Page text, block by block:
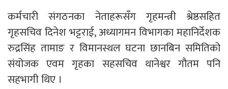
कर्मचारी संगठनका नेताहरूसँग गृहमन्त्री श्रेष्ठसहित
गृहसचिव दिनेश भट्टराई, अध्यागमन विभागका महानिर्देशक
रुद्रसिंह तामाङ र विमानस्थल घटना छानबिन समितिको
संयोजक एवम गृहका सहसचिव थानेश्वर गौतम पनि
सहभागी थिए ।